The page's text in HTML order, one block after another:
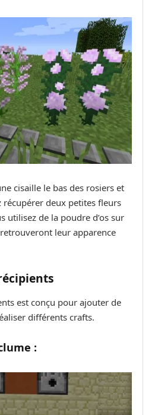
cisaille le bas des rosiers et
récupérer deux petites fleurs
utilisez de la poudre d’os sur
leur apparence
est conçu pour ajouter de
différents crafts.
: